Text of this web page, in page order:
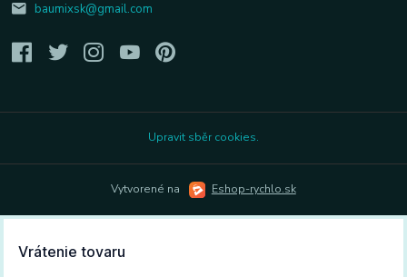
baumixsk@gmail.com
Upravit sběr cookies.
Vytvorené na Eshop-rychlo.sk